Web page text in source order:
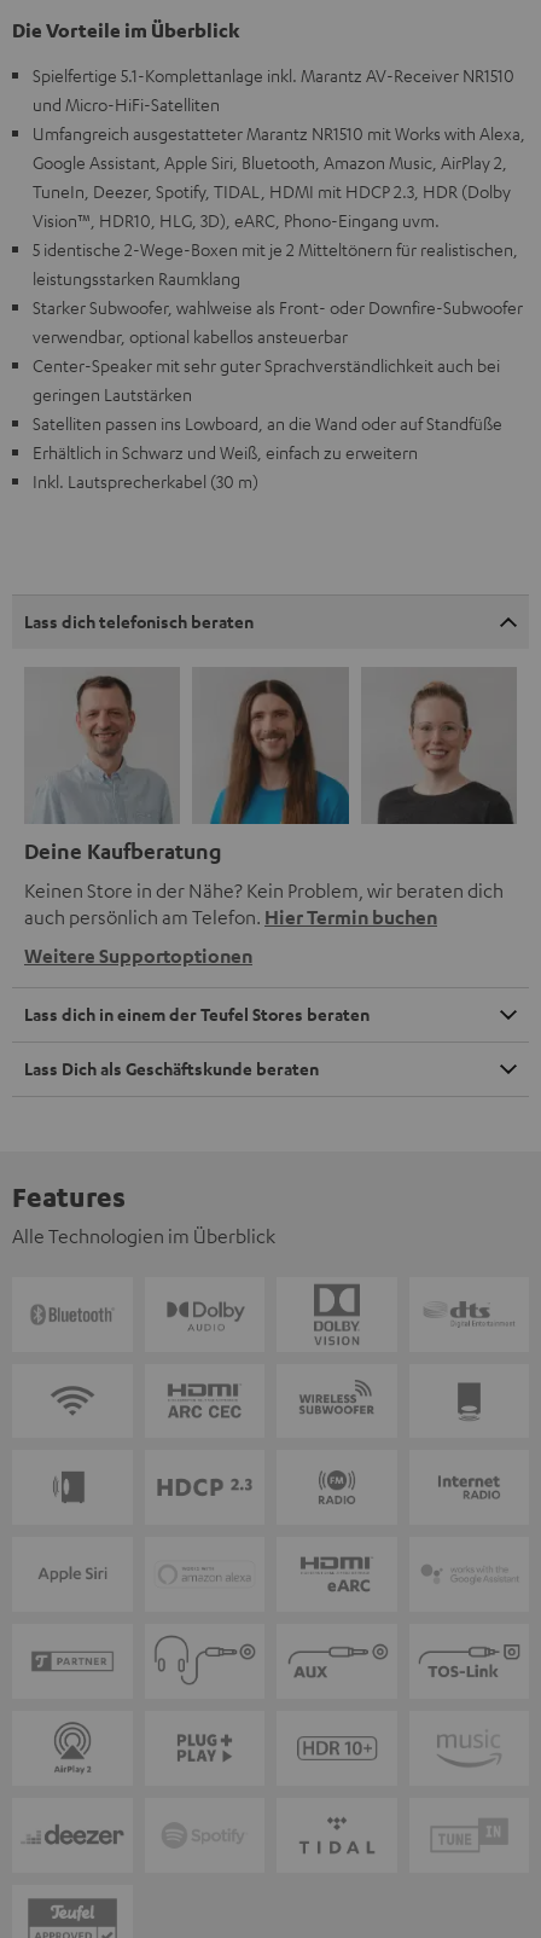
Die Vorteile im Überblick
Spielfertige 5.1-Komplettanlage inkl. Marantz AV-Receiver NR1510
und Micro-HiFi-Satelliten
Umfangreich ausgestatteter Marantz NR1510 mit Works with Alexa,
Google Assistant, Apple Siri, Bluetooth, Amazon Music, AirPlay 2,
TuneIn, Deezer, Spotify, TIDAL, HDMI mit HDCP 2.3, HDR (Dolby
Vision™, HDR10, HLG, 3D), eARC, Phono-Eingang uvm.
5 identische 2-Wege-Boxen mit je 2 Mitteltönern für realistischen,
leistungsstarken Raumklang
Starker Subwoofer, wahlweise als Front- oder Downfire-Subwoofer
verwendbar, optional kabellos ansteuerbar
Center-Speaker mit sehr guter Sprachverständlichkeit auch bei
geringen Lautstärken
Satelliten passen ins Lowboard, an die Wand oder auf Standfüße
Erhältlich in Schwarz und Weiß, einfach zu erweitern
Inkl. Lautsprecherkabel (30 m)
Lass dich telefonisch beraten
Deine Kaufberatung
Keinen Store in der Nähe? Kein Problem, wir beraten dich
auch persönlich am Telefon. Hier Termin buchen
Weitere Supportoptionen
Lass dich in einem der Teufel Stores beraten
Lass Dich als Geschäftskunde beraten
Features
Alle Technologien im Überblick